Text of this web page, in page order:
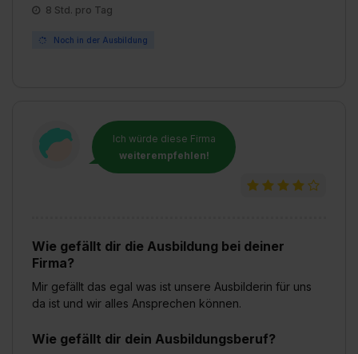
8 Std. pro Tag
Noch in der Ausbildung
Ich würde diese Firma
weiterempfehlen!
Wie gefällt dir die Ausbildung bei deiner
Firma?
Mir gefällt das egal was ist unsere Ausbilderin für uns
da ist und wir alles Ansprechen können.
Wie gefällt dir dein Ausbildungsberuf?